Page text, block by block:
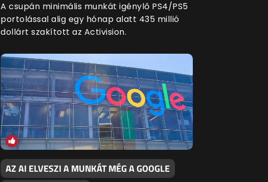
A csupán minimális munkát igénylő PS4/PS5
portolással alig egy hónap alatt 435 millió
dollárt szakított az Activision.
AZ AI ELVESZI A MUNKÁT MÉG A GOOGLE